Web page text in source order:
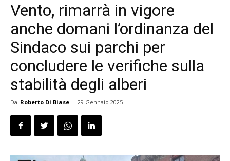
Vento, rimarrà in vigore
anche domani l’ordinanza del
Sindaco sui parchi per
concludere le verifiche sulla
stabilità degli alberi
Da Roberto Di Biase - 29 Gennaio 2025